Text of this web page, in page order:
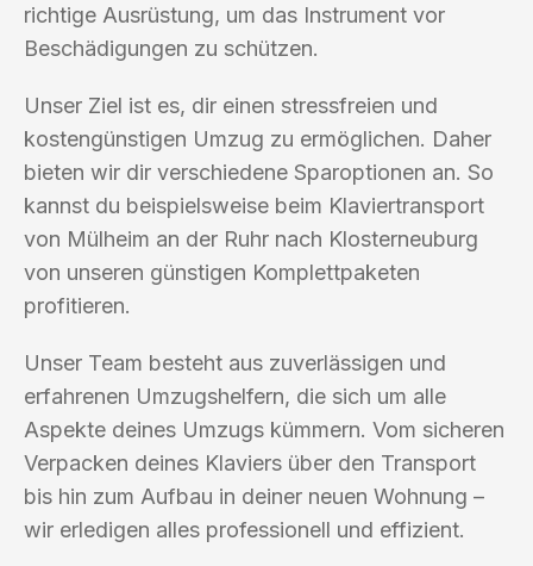
richtige Ausrüstung, um das Instrument vor
Beschädigungen zu schützen.
Unser Ziel ist es, dir einen stressfreien und
kostengünstigen Umzug zu ermöglichen. Daher
bieten wir dir verschiedene Sparoptionen an. So
kannst du beispielsweise beim Klaviertransport
von Mülheim an der Ruhr nach Klosterneuburg
von unseren günstigen Komplettpaketen
profitieren.
Unser Team besteht aus zuverlässigen und
erfahrenen Umzugshelfern, die sich um alle
Aspekte deines Umzugs kümmern. Vom sicheren
Verpacken deines Klaviers über den Transport
bis hin zum Aufbau in deiner neuen Wohnung –
wir erledigen alles professionell und effizient.